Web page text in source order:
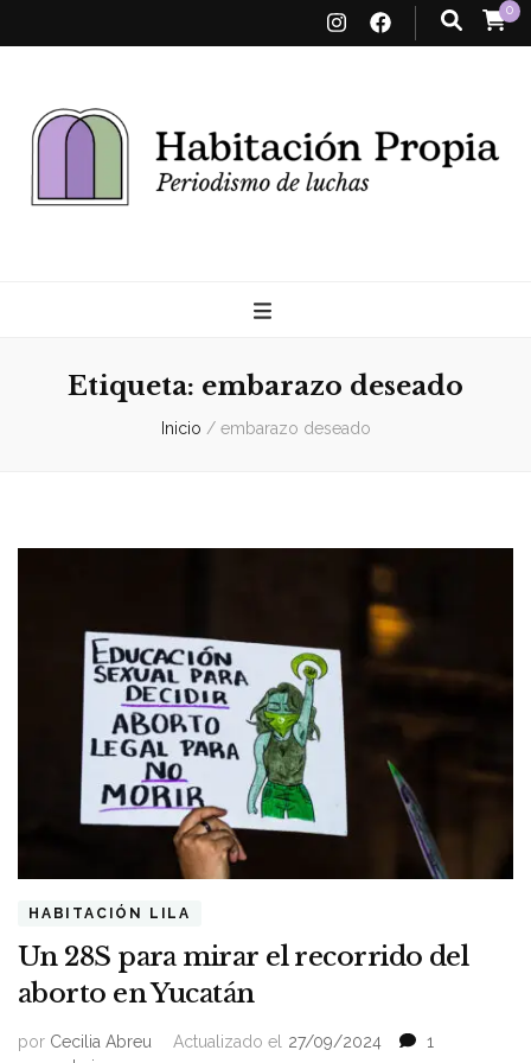
0
Propia
Etiqueta: embarazo deseado
Inicio / embarazo deseado
HABITACIÓN LILA
Un 28S para mirar el recorrido del
aborto en Yucatán
por Cecilia Abreu Actualizado el 27/09/2024
1